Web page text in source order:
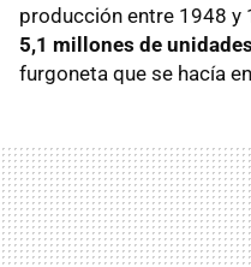
producción entre 1948 y
5,1 millones de unidades
furgoneta que se hacía